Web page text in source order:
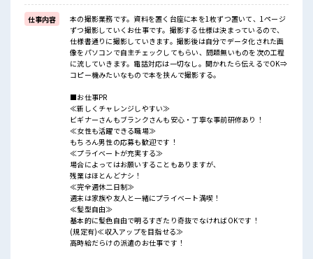
仕事内容
本の撮影業務です。資料を置く台座に本を1枚ずつ置いて、1ページ
ずつ撮影していくお仕事です。撮影する仕様は決まっているので、
仕様書通りに撮影していきます。撮影後は自分でデータ化された画
像をパソコンで自主チェックしてもらい、問題無いものを次の工程
に流していきます。電話対応は一切なし。聞かれたら伝えるでOK⇒
コピー機みたいなもので本を挟んで撮影する。
■お仕事PR
≪新しくチャレンジしやすい≫
ビギナーさんもブランクさんも安心・丁寧な事前研修あり！
≪女性も活躍できる職場≫
もちろん男性の応募も歓迎です！
≪プライベートが充実する≫
場合によってはお願いすることもありますが、
残業はほとんどナシ！
≪完全週休二日制≫
週末は家族や友人と一緒にプライベート満喫！
≪髪型自由≫
基本的に髪色自由で明るすぎたり奇抜でなければOKです！
(規定有)≪収入アップを目指せる≫
高時給だらけの派遣のお仕事です！